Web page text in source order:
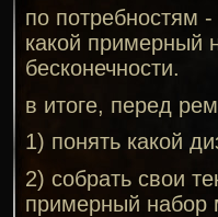
по потребностям
какой примерный
бесконечности.
в итоге, перед
1) понять какой
2) собрать свои
примерный набор